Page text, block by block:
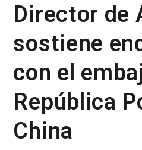
Director de
sostiene
con el
República
China